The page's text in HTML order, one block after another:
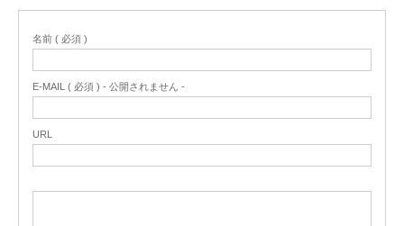
名前 ( 必須 )
E-MAIL ( 必須 ) - 公開されません -
URL